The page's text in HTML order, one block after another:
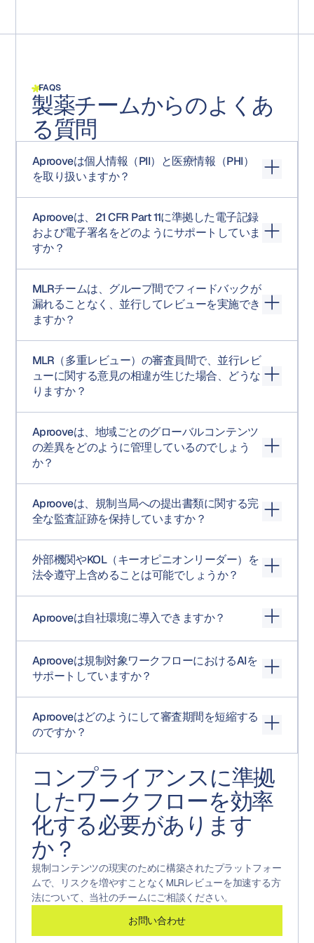
FAQS
製薬チームからのよくあ
る質問
Aprooveは個人情報（PII）と医療情報（PHI）
を取り扱いますか？
し、ISO 27001認証およびSOC 2認証済みのプラットフォ
ーム制御、GDPRデータ処理義務、テナント分離ホスティ
ング、保存時および転送時の暗号化を備えています。ロ
ーのみに限定できます。より厳格なデータ所在地要件ま
たは検証要件を持つお客様向けに、Aprooveはオンプレミ
スまたはお客様独自のクラウドテナントにセルフホスト
Aprooveは、21 CFR Part 11に準拠した電子記録
および電子署名をどのようにサポートしていま
すか？
たタスクの決定には、ユーザーが決定を下す時点で、再
認証されたメールアドレスとパスワードの確認が求めら
れます。さらに、PINコードによる二要素認証を追加する
決定、タイムスタンプは監査証跡に記録されます。
MLRチームは、グループ間でフィードバックが
漏れることなく、並行してレビューを実施でき
ますか？
プ内でどのユーザーグループがどの注釈を閲覧できるか
を制御します。医療レビュー担当者、規制当局、ブラン
ド、代理店、外部パートナーはそれぞれ独自の表示範囲
MLR（多重レビュー）の審査員間で、並行レビ
ューに関する意見の相違が生じた場合、どうな
りますか？
ーティングします。競合マネージャーは競合を上書きし
たり、期限を延長したり、自ら決定を下したり、調整の
ために作業を返却したりできます。競合マネージャーは
スによって適切なアセットが解決されます。
Aprooveは、地域ごとのグローバルコンテンツ
の差異をどのように管理しているのでしょう
か？
トとローカライズされたバリアントをピクセルレベルで
ハイライト表示し、テキストを色分けして比較できま
されます。
Aprooveは、規制当局への提出書類に関する完
全な監査証跡を保持していますか？
スタンプ付きでプロジェクト履歴に記録され、CSV形式
でエクスポートできます。プロジェクトチャットは、コ
コンテンツを保持します。PDFエクスポート機能を使用す
ると、校正、すべての注釈、すべてのコメント、および
外部機関やKOL（キーオピニオンリーダー）を
法令遵守上含めることは可能でしょうか？
きます。また、AprooveのWebhookを利用したプロジェ
アカウントなしで参加できます。メールのホワイトリス
ト登録により、参加は承認済みのドメインに限定されま
Aprooveは自社環境に導入できますか？
内のオンプレミス、または独自のクラウドテナントでの
セルフホストという3つの導入モデルを提供しています。
客様は、マネージドクラウドのお客様と同じワークフロ
ーエンジン、電子署名、AFM、および監査証跡を利用で
きます。セルフホストおよびオンプレミスでの導入は、
検証済みの環境、地域ごとのデータ所在地、顧客管理の
暗号化キー、またはエアギャップ運用を必要とする製薬
会社のお客様によく利用されています。
Aprooveは規制対象ワークフローにおけるAIを
サポートしていますか？
ェントは、プラットフォームの権限と監査の境界内で動
作します。これらは自律的ではなく支援的なものであ
セットタイプごとに有効/無効を構成でき、AI支援による
すべてのアクションの完全な監査証跡が記録されます。
顧客データは共有モデルのトレーニングには使用されま
せん。
Aprooveはどのようにして審査期間を短縮する
のですか？
ることで、逐次的なボトルネックを排除し、意思決定主
導型のワークフローによるルーティングを自動化し、ピ
クセルレベルの比較によって実際に重要な変更のみを明
らかにし、監査証跡をリアルタイムで取得することで、
再構築に時間を費やすことなく済みます。
コンプライアンスに準拠
したワークフローを効率
化する必要があります
か？
規制コンテンツの現実のために構築されたプラットフォー
ムで、リスクを増やすことなくMLRレビューを加速する方
法について、当社のチームにご相談ください。
お問い合わせ